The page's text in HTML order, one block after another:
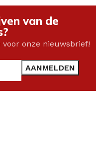
van de
onze nieuwsbrief!